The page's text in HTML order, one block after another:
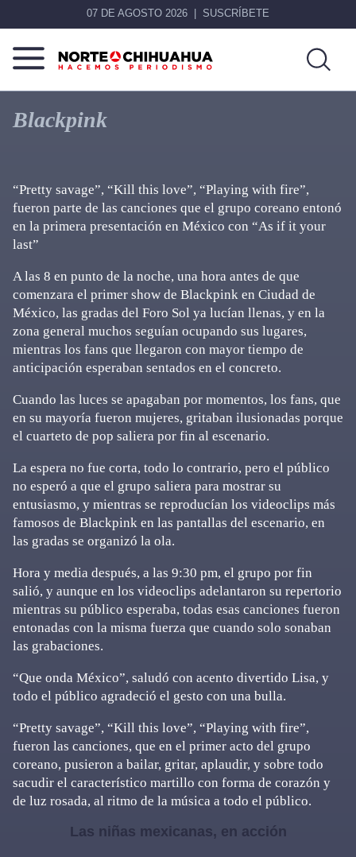
07 DE AGOSTO 2026 SUSCRÍBETE
Norte
De
Chihuahua
Más
que
noticias,
Blackpink
“Pretty savage”, “Kill this love”, “Playing with fire”,
fueron parte de las canciones que el grupo coreano entonó
en la primera presentación en México con “As if it your
last”
A las 8 en punto de la noche, una hora antes de que
comenzara el primer show de Blackpink en Ciudad de
México, las gradas del Foro Sol ya lucían llenas, y en la
zona general muchos seguían ocupando sus lugares,
mientras los fans que llegaron con mayor tiempo de
anticipación esperaban sentados en el concreto.
Cuando las luces se apagaban por momentos, los fans, que
en su mayoría fueron mujeres, gritaban ilusionadas porque
el cuarteto de pop saliera por fin al escenario.
La espera no fue corta, todo lo contrario, pero el público
no esperó a que el grupo saliera para mostrar su
entusiasmo, y mientras se reproducían los videoclips más
famosos de Blackpink en las pantallas del escenario, en
las gradas se organizó la ola.
Hora y media después, a las 9:30 pm, el grupo por fin
salió, y aunque en los videoclips adelantaron su repertorio
mientras su público esperaba, todas esas canciones fueron
entonadas con la misma fuerza que cuando solo sonaban
las grabaciones.
“Que onda México”, saludó con acento divertido Lisa, y
todo el público agradeció el gesto con una bulla.
“Pretty savage”, “Kill this love”, “Playing with fire”,
fueron las canciones, que en el primer acto del grupo
coreano, pusieron a bailar, gritar, aplaudir, y sobre todo
sacudir el característico martillo con forma de corazón y
de luz rosada, al ritmo de la música a todo el público.
Las niñas mexicanas, en acción